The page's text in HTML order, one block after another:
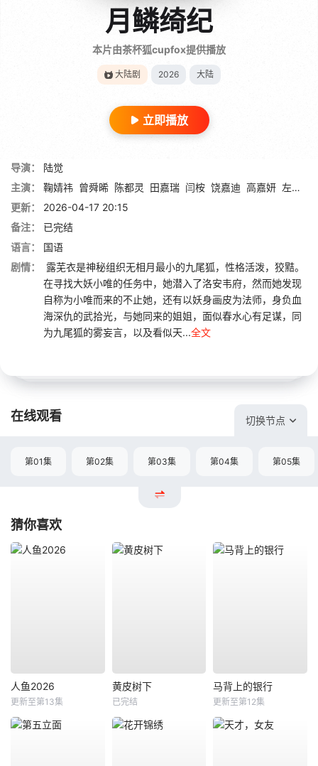
月鳞绮纪
本片由茶杯狐cupfox提供播放
大陆剧 2026 大陆
立即播放
导演：
陆觉
主演：
鞠婧祎 曾舜晞 陈都灵 田嘉瑞 闫桉 饶嘉迪 高嘉妍 左宸屹
更新：
2026-04-17 20:15
备注：
已完结
语言：
国语
剧情：
露芜衣是神秘组织无相月最小的九尾狐，性格活泼，狡黠。
在寻找大妖小唯的任务中，她潜入了洛安韦府，然而她发现
自称为小唯而来的不止她，还有以妖身画皮为法师，身负血
海深仇的武拾光，与她同来的姐姐，面似春水心有足谋，同
为九尾狐的雾妄言，以及看似天...全文
在线观看 切换节点
第01集 第02集 第03集 第04集 第05集
猜你喜欢
人鱼2026
更新至第13集
黄皮树下
已完结
马背上的银行
更新至第12集